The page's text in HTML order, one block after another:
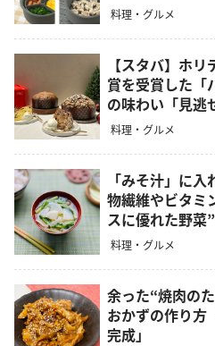
料理・グルメ
【スタバ】ホ
賞を受賞した「
の味わい「見逃
料理・グルメ
「みそ汁」に
物繊維やビタミ
スに優れた野菜
料理・グルメ
余った“焼肉の
おかずの作り方
完成」